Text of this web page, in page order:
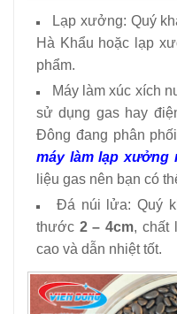
Lạp xưởng: Quý
Hà Khẩu hoặc lạp
phẩm.
Máy làm xúc xích
sử dụng gas hay
Đông đang phân
máy làm lạp xưởng
liệu gas nên bạn có
Đá núi lửa: Quý
thước 2 – 4cm, chất
cao và dẫn nhiệt tốt.